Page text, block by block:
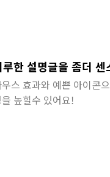
루한 설명글을 좀더 센
우스 효과와 예쁜 아이콘
높힐수 있어요!